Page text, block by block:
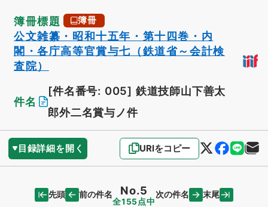
簿冊標題 簿冊
公文雑纂・昭和十五年・第十四巻・内
閣・各庁高等官賞与七（鉄道省～会計検
査院）
件名
[件名番号: 005] 鉄道技師山下善太
郎外二名賞与ノ件
目録詳細を開く URIをコピー
先頭 前の件名 No.5
全155点中
次の件名 末尾